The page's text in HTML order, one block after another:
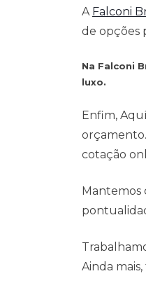
A Falconi
de opções
Na Falconi
luxo.
Enfim,
cotação
Mantemos
Ainda